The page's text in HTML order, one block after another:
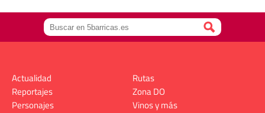
Actualidad
Reportajes
Personajes
Rutas
Zona DO
Vinos y más